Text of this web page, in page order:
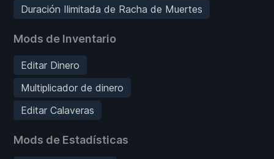
Duración Ilimitada de Racha de Muertes
Mods de Inventario
Editar Dinero
Multiplicador de dinero
Editar Calaveras
Mods de Estadísticas